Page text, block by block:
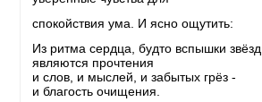
спокойствия ума. И ясно ощутить:
Из ритма сердца, будто вспышки звёзд,
являются прочтения
и слов, и мыслей, и забытых грёз -
и благость очищения.